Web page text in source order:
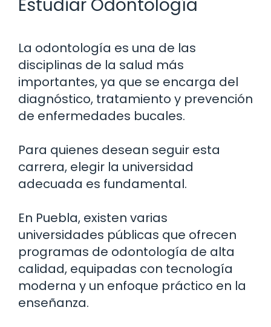
Estudiar Odontología
La odontología es una de las
disciplinas de la salud más
importantes, ya que se encarga del
diagnóstico, tratamiento y prevención
de enfermedades bucales.
Para quienes desean seguir esta
carrera, elegir la universidad
adecuada es fundamental.
En Puebla, existen varias
universidades públicas que ofrecen
programas de odontología de alta
calidad, equipadas con tecnología
moderna y un enfoque práctico en la
enseñanza.